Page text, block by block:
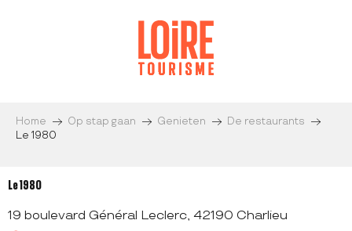
Home Op stap gaan Genieten
De restaurants
Le 1980
Le 1980
19 boulevard Général Leclerc, 42190 Charlieu